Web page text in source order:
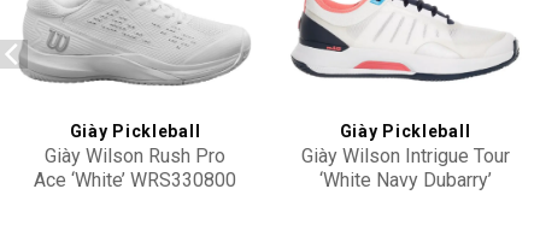
Add to
wishlist
Giày Pickleball
Giày Wilson Rush Pro
Ace ‘White’ WRS330800
Add to
wishlist
Giày Pickleball
Giày Wilson Intrigue Tour
‘White Navy Dubarry’